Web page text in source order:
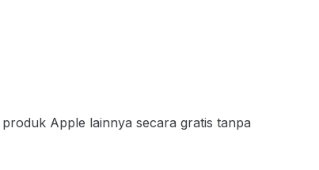
Apple lainnya secara gratis tanpa